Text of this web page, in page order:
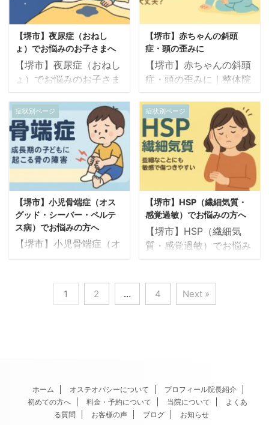
WEB受付） こんな症状
はありませんか？ 深呼吸
しても苦しく、息が吸え
て ...
チを行っています。 ▶
ご予約・ご相談はこちら
（24時間WEB受付） こ
の ...
うしても起きられない」
「立ち上がるとふらふら
して気分が悪い」「学校
に行きたくても体が動か
ない」 このような症状は
起立性調節障害（OD）
不調によって起こる状態
かもしれません。 整体院
サトルでは、身体全体の
循環・神経バランス・姿
勢・内臓の機能を整える
ことで、起立性調節障害
の根本改善をやさしくサ
ポートしています。 ▶
ご予 ...
ぐに癇癪を起こして手が
つけられない」「音や
光、触られることに過敏
に反応する」 このような
かんしゃく・感覚過敏・
情緒の爆発にお悩みのお
サトルではオステオパシ
ーのアプローチで神経系
と身体のバランスを整え
るサポートを行っていま
す。 ▶ ご予約・ご相談
はこちら（24時間WEB
受付） このような特徴は
ありませんか？ 大きな音
や ...
【堺市】夜尿症（おねし
ょ）でお悩みのお子さまへ
【堺市】夜尿症（おねし
ょ）でお悩みのお子さま
へ｜整体院サトルのオス
テオパシーで神経・骨
盤・内臓からやさしく整
える根本ケア 「小学生に
なってもおねしょが治ら
ない」「夜尿で合宿や修
学旅行が不安」「トレー
ニングをしているのに改
善しない」 このような夜
間の排尿トラブル（夜尿
症）にお悩みのお子さま
へ。 整体院サトルでは、
達バランスを整えるオス
テオパシーのやさしい施
【堺市】赤ちゃんの斜頭
症・頭の歪みに
【堺市】赤ちゃんの斜頭
症・頭の歪みに｜整体院
サトルのオステオパシー
でやさしく整える頭蓋ケ
ア 「赤ちゃんの頭の形が
左右で違う」「いつも同
じ方向を向いて寝てい
る」「頭が平らになって
きた気がする」 このよう
な症状でお悩みの保護者
さまへ。 整体院サトルで
は、オステオパシーの頭
蓋アプローチにより、斜
頭症・向き癖・頭の左右
を行っています。 ▶ ご
予約・ご相談はこちら
症状別ページ
【堺市】小児骨端症（オス
グッド・シーバー・ペルテ
ス病）でお悩みの方へ
【堺市】小児骨端症（オ
スグッド・シーバー・ペ
へ｜整体院サトルのオス
テオパシーで成長と血流
と言われた」 成長期のお
子さまに見られる骨端症
（こったんしょう）は、
症状別ページ
【堺市】HSP（繊細気質・
感覚過敏）でお悩みの方へ
【堺市】HSP（繊細気
質・感覚過敏）でお悩み
の方へ｜整体院サトルの
感覚をやさしく整える施
術 「人混みや大きな音に
んでいる方は、
HSP（Highly Sensitive
Person）かもしれませ
1 2 … 4 Next »
ホーム オステオパシーについて
プロフィール院長紹介
初めての方へ
料金・予約について 当院について
よくあ
る質問
お客様の声 ブログ お知らせ